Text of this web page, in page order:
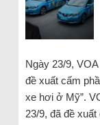
Ngày 23/9,
đề xuất cấm
xe hơi ở Mỹ”.
23/9, đã đề